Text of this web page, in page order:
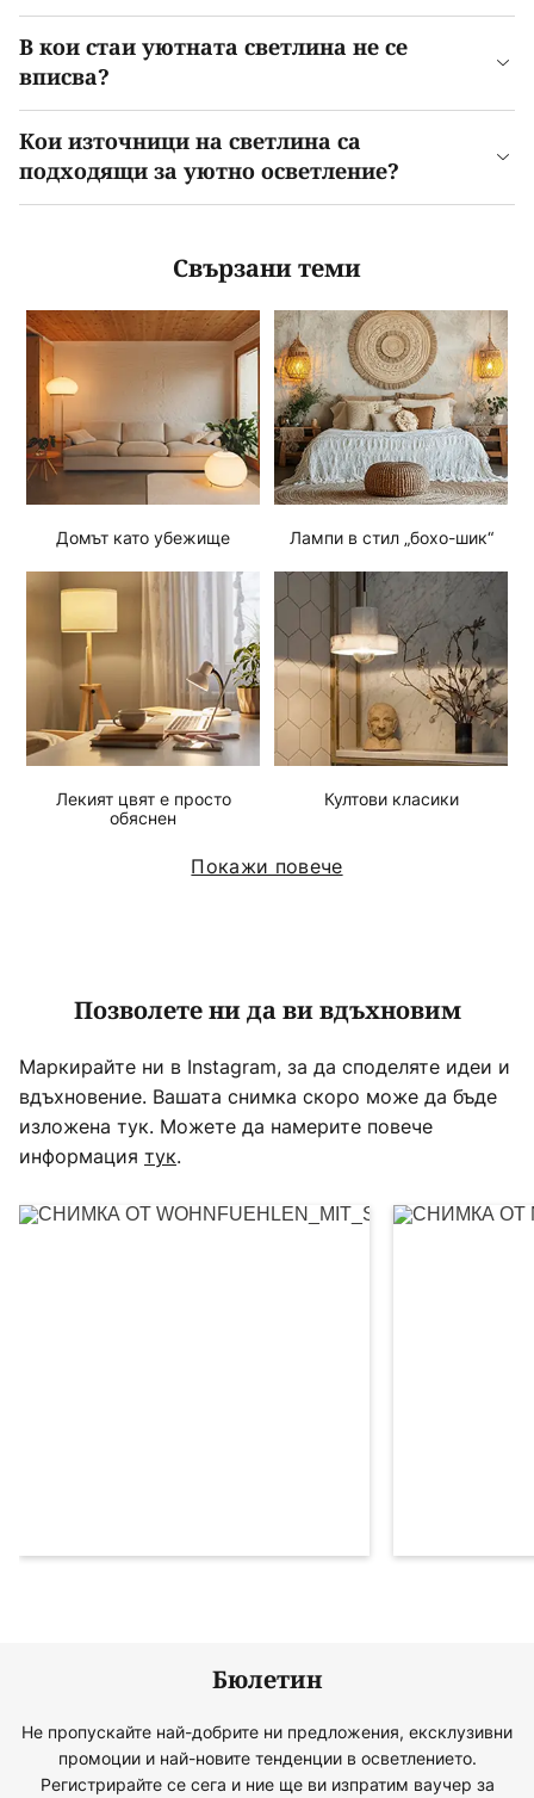
В кои стаи уютната светлина не се
вписва?
Кои източници на светлина са
подходящи за уютно осветление?
Свързани теми
Домът като убежище Лампи в стил „бохо-шик“
Лекият цвят е просто
обяснен
Култови класики
Покажи повече
Позволете ни да ви вдъхновим
Маркирайте ни в Instagram, за да споделяте идеи и
вдъхновение. Вашата снимка скоро може да бъде
изложена тук. Можете да намерите повече
информация тук.
Бюлетин
Не пропускайте най-добрите ни предложения, ексклузивни
промоции и най-новите тенденции в осветлението.
Регистрирайте се сега и ние ще ви изпратим ваучер за